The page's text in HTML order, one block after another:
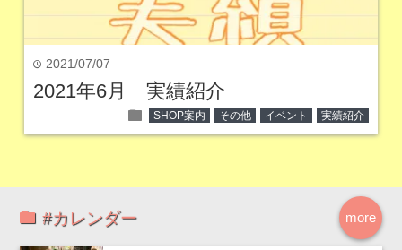
time 2021/07/07
2021年6月 実績紹介
folder SHOP案内 その他 イベント 実績紹介
more
#カレンダー